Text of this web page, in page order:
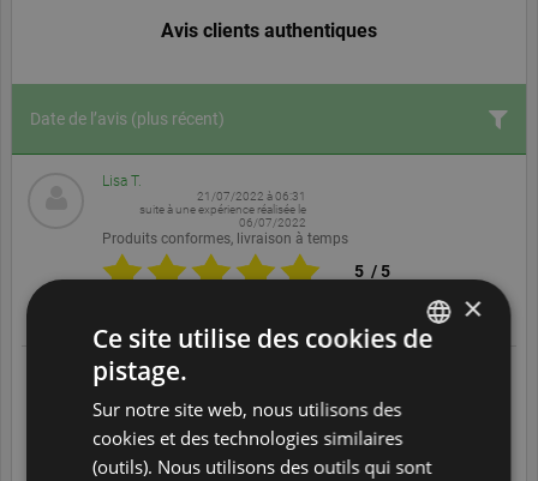
Avis clients authentiques
Date de l’avis (plus récent)
Lisa T.
21/07/2022 à 06:31
suite à une expérience réalisée le
06/07/2022
Produits conformes, livraison à temps
5 /5
Rémi J.
suite à une expérience réalisée le
23/06/2022
RAS
5/5
DUTCH
×
Ce site utilise des cookies de
pistage.
Sur notre site web, nous utilisons des
cookies et des technologies similaires
(outils). Nous utilisons des outils qui sont